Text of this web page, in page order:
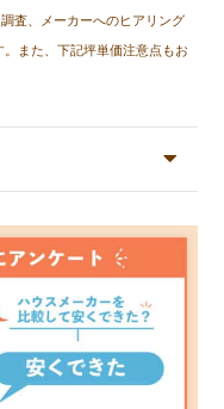
査、メーカーへのヒアリング
また、下記坪単価注意点もお